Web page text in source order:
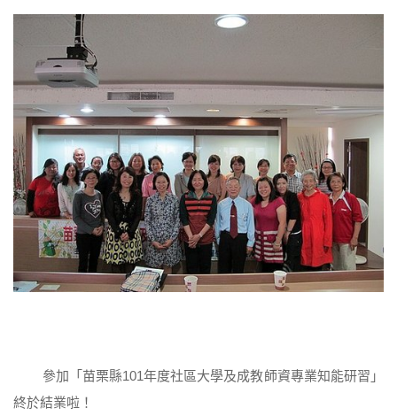
參加「苗栗縣101年度社區大學及成教師資專業知能研習」
終於結業啦！